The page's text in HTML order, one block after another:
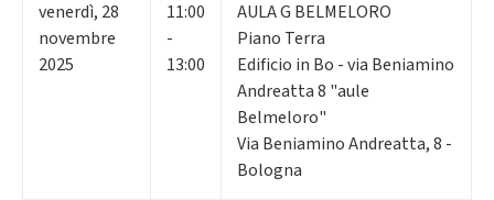
venerdì, 28
novembre
2025
11:00
-
13:00
AULA G BELMELORO
Piano Terra
Edificio in Bo - via Beniamino
Andreatta 8 "aule
Belmeloro"
Via Beniamino Andreatta, 8 -
Bologna